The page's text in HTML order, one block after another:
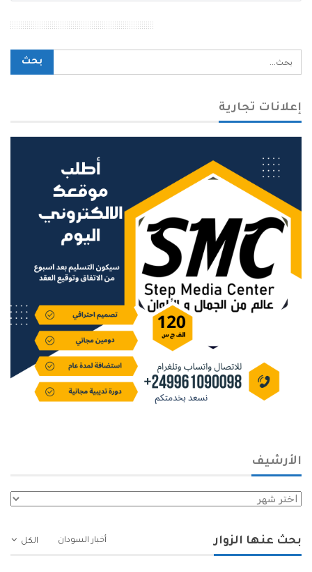
إعلانات تجارية
الأرشيف
الأرشيف
الكل بحث عنها الزوار أخبار السودان